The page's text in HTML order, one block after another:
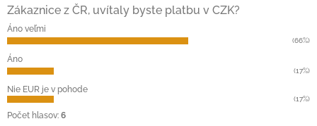
e
Zákaznice z ČR, uvítaly byste platbu v CZK?
Áno veľmi
(66%)
Áno
(17%)
Nie EUR je v pohode
(17%)
Počet hlasov: 6